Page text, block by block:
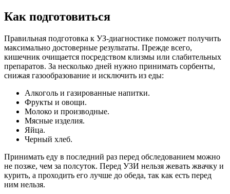
Как подготовиться
Правильная подготовка к УЗ-диагностике поможет получить
максимально достоверные результаты. Прежде всего,
кишечник очищается посредством клизмы или слабительных
препаратов. За несколько дней нужно принимать сорбенты,
снижая газообразование и исключить из еды:
Алкоголь и газированные напитки.
Фрукты и овощи.
Молоко и производные.
Мясные изделия.
Яйца.
Черный хлеб.
Принимать еду в последний раз перед обследованием можно
не позже, чем за полсуток. Перед УЗИ нельзя жевать жвачку и
курить, а проходить его лучше до обеда, так как есть перед
ним нельзя.